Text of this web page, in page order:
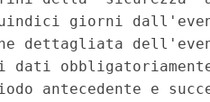
giorni
dettagliata
dati
antecedente e